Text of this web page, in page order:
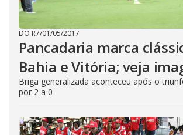
DO R7/01/05/2017
Pancadaria marca
Bahia e Vitória; veja
Briga generalizada aconteceu após o
por 2 a 0